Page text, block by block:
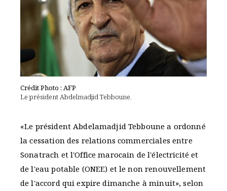
Crédit Photo : AFP
Le président Abdelmadjid Tebboune.
«Le président Abdelamadjid Tebboune a ordonné
la cessation des relations commerciales entre
Sonatrach et l'Office marocain de l'électricité et
de l'eau potable (ONEE) et le non renouvellement
de l'accord qui expire dimanche à minuit», selon